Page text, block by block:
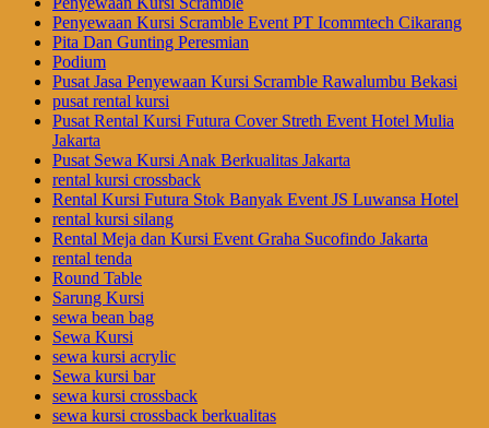
Penyewaan Kursi Scramble Event PT Icommtech Cikarang
Pita Dan Gunting Peresmian
Podium
Pusat Jasa Penyewaan Kursi Scramble Rawalumbu Bekasi
pusat rental kursi
Pusat Rental Kursi Futura Cover Streth Event Hotel Mulia
Jakarta
Pusat Sewa Kursi Anak Berkualitas Jakarta
rental kursi crossback
Rental Kursi Futura Stok Banyak Event JS Luwansa Hotel
rental kursi silang
Rental Meja dan Kursi Event Graha Sucofindo Jakarta
rental tenda
Round Table
Sarung Kursi
sewa bean bag
Sewa Kursi
sewa kursi acrylic
Sewa kursi bar
sewa kursi crossback
sewa kursi crossback berkualitas